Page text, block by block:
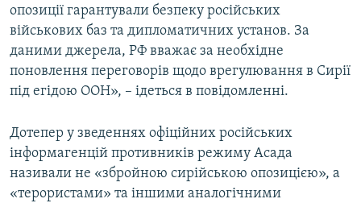
Усі сайти RFE/RL
опозиції гарантували безпеку російських
військових баз та дипломатичних установ. За
даними джерела, РФ вважає за необхідне
поновлення переговорів щодо врегулювання в Сирії
під егідою ООН», – ідеться в повідомленні.
Дотепер у зведеннях офіційних російських
інформагенцій противників режиму Асада
називали не «збройною сирійською опозицією», а
«терористами» та іншими аналогічними